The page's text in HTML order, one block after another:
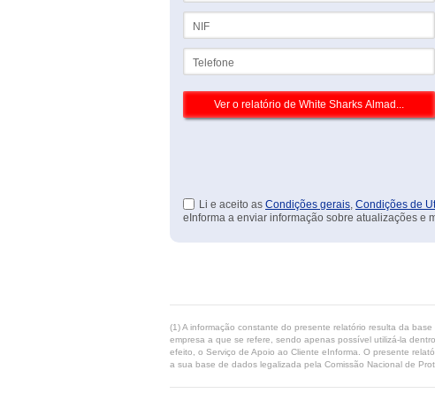
Li e aceito as Condições gerais, Condições de
eInforma a enviar informação sobre atualizações e
(1) A informação constante do presente relatório resulta da
empresa a que se refere, sendo apenas possível utilizá-la
efeito, o Serviço de Apoio ao Cliente eInforma. O presente
a sua base de dados legalizada pela Comissão Nacional de